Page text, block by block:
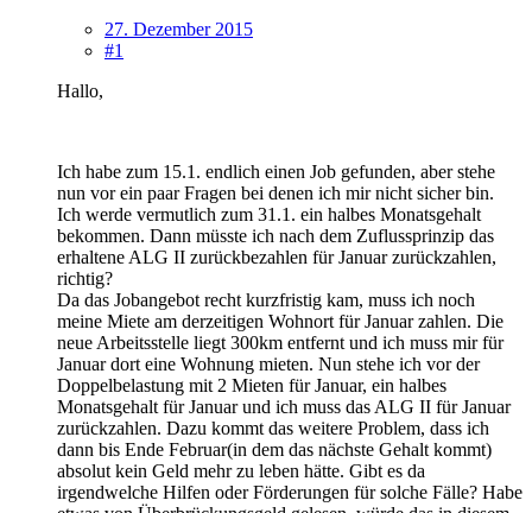
27. Dezember 2015
#1
Hallo,
Ich habe zum 15.1. endlich einen Job gefunden, aber stehe
nun vor ein paar Fragen bei denen ich mir nicht sicher bin.
Ich werde vermutlich zum 31.1. ein halbes Monatsgehalt
bekommen. Dann müsste ich nach dem Zuflussprinzip das
erhaltene ALG II zurückbezahlen für Januar zurückzahlen,
richtig?
Da das Jobangebot recht kurzfristig kam, muss ich noch
meine Miete am derzeitigen Wohnort für Januar zahlen. Die
neue Arbeitsstelle liegt 300km entfernt und ich muss mir für
Januar dort eine Wohnung mieten. Nun stehe ich vor der
Doppelbelastung mit 2 Mieten für Januar, ein halbes
Monatsgehalt für Januar und ich muss das ALG II für Januar
zurückzahlen. Dazu kommt das weitere Problem, dass ich
dann bis Ende Februar(in dem das nächste Gehalt kommt)
absolut kein Geld mehr zu leben hätte. Gibt es da
irgendwelche Hilfen oder Förderungen für solche Fälle? Habe